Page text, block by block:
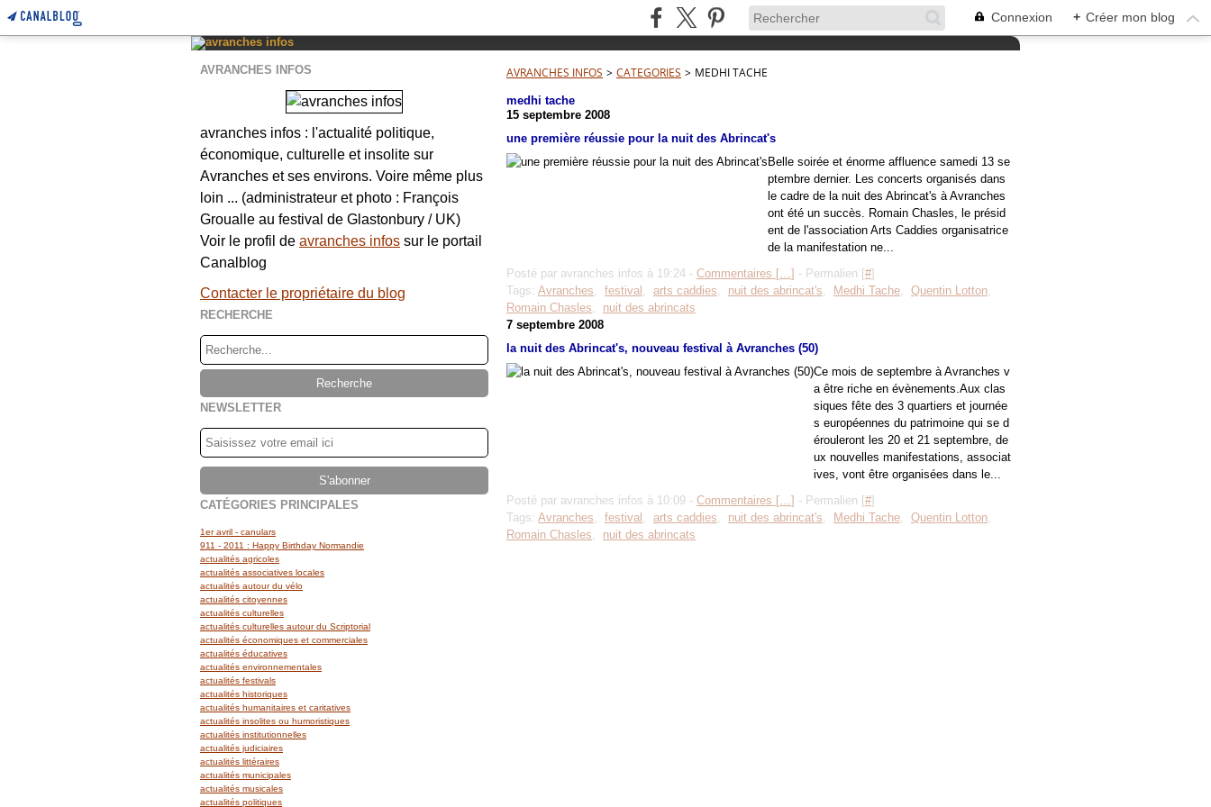
Connexion + Créer mon blog
AVRANCHES INFOS
avranches infos : l'actualité politique,
économique, culturelle et insolite sur
Avranches et ses environs. Voire même plus
loin ... (administrateur et photo : François
Groualle au festival de Glastonbury / UK)
Voir le profil de avranches infos sur le portail
Canalblog
Contacter le propriétaire du blog
RECHERCHE
NEWSLETTER
CATÉGORIES PRINCIPALES
1er avril - canulars
911 - 2011 : Happy Birthday Normandie
actualités agricoles
actualités associatives locales
actualités autour du vélo
actualités citoyennes
actualités culturelles
actualités culturelles autour du Scriptorial
actualités économiques et commerciales
actualités éducatives
actualités environnementales
actualités festivals
actualités historiques
actualités humanitaires et caritatives
actualités insolites ou humoristiques
actualités institutionnelles
actualités judiciaires
actualités littéraires
actualités municipales
actualités musicales
actualités politiques
AVRANCHES INFOS > CATEGORIES > MEDHI TACHE
medhi tache
15 septembre 2008
une première réussie pour la nuit des Abrincat's
Belle soirée et énorme affluence samedi 13 se
ptembre dernier. Les concerts organisés dans
le cadre de la nuit des Abrincat's à Avranches
ont été un succès. Romain Chasles, le présid
ent de l'association Arts Caddies organisatrice
de la manifestation ne...
Posté par avranches infos à 19:24 - Commentaires […] - Permalien [#]
Tags: Avranches, festival , arts caddies, nuit des abrincat's, Medhi Tache, Quentin Lotton,
Romain Chasles, nuit des abrincats
7 septembre 2008
la nuit des Abrincat's, nouveau festival à Avranches (50)
Ce mois de septembre à Avranches v
a être riche en évènements.Aux clas
siques fête des 3 quartiers et journée
s européennes du patrimoine qui se d
érouleront les 20 et 21 septembre, de
ux nouvelles manifestations, associat
ives, vont être organisées dans le...
Posté par avranches infos à 10:09 - Commentaires […] - Permalien [#]
Tags: Avranches, festival , arts caddies, nuit des abrincat's, Medhi Tache, Quentin Lotton,
Romain Chasles, nuit des abrincats